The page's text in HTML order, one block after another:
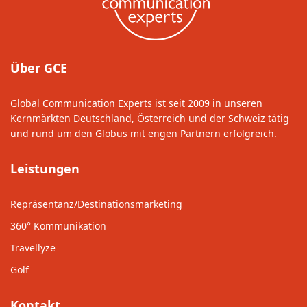
Über GCE
Global Communication Experts ist seit 2009 in unseren
Kernmärkten Deutschland, Österreich und der Schweiz tätig
und rund um den Globus mit engen Partnern erfolgreich.
Leistungen
Repräsentanz/Destinationsmarketing
360° Kommunikation
Travellyze
Golf